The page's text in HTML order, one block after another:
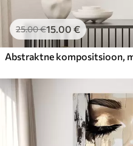
25.00€15.00 €